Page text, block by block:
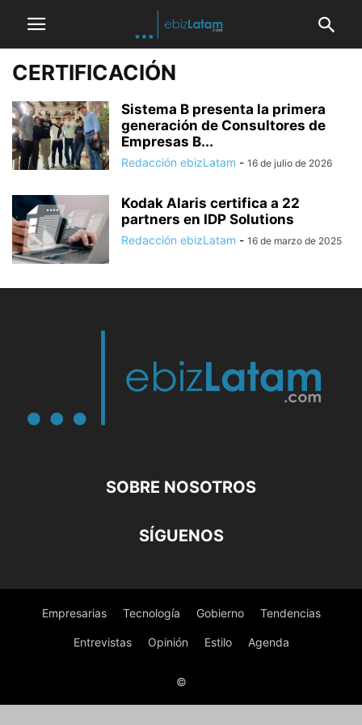
CERTIFICACIÓN
Sistema B presenta la primera
generación de Consultores de
Empresas B...
Redacción ebizLatam - 16 de julio de 2026
Kodak Alaris certifica a 22
partners en IDP Solutions
Redacción ebizLatam - 16 de marzo de 2025
SOBRE NOSOTROS
SÍGUENOS
Empresarias Tecnología Gobierno Tendencias
Entrevistas Opinión Estilo Agenda
©